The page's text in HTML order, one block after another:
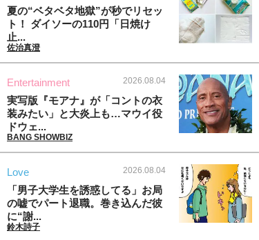
夏の“ベタベタ地獄”が秒でリセッ
ト！ ダイソーの110円「日焼け
止...
佐治真澄
Entertainment 2026.08.04
実写版『モアナ』が「コントの衣
装みたい」と大炎上も…マウイ役
ドウェ...
BANG SHOWBIZ
Love 2026.08.04
「男子大学生を誘惑してる」お局
の嘘でパート退職。巻き込んだ彼
に“謝...
鈴木詩子